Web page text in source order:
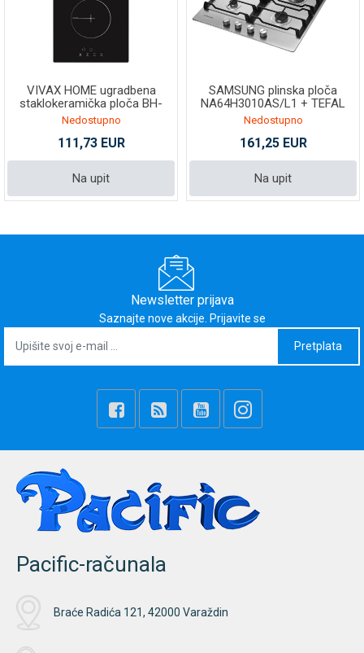
VIVAX HOME ugradbena
staklokeramička ploča BH-
02TVC
Nedostupno
111,73 EUR
Na upit
SAMSUNG plinska ploča
NA64H3010AS/L1 + TEFAL
lonac
Nedostupno
161,25 EUR
Na upit
Newsletter prijava
Saznajte nove akcije. Prijavite se
Pretplata
Pacific-računala
Braće Radića 121, 42000 Varaždin